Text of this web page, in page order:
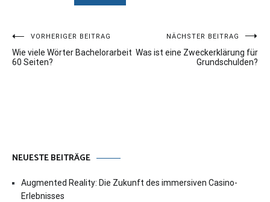
Beitragsnavigation
VORHERIGER BEITRAG
Wie viele Wörter Bachelorarbeit
60 Seiten?
NÄCHSTER BEITRAG
Was ist eine Zweckerklärung für
Grundschulden?
NEUESTE BEITRÄGE
Augmented Reality: Die Zukunft des immersiven Casino-
Erlebnisses